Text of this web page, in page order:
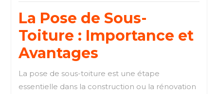
La Pose de Sous-
Toiture : Importance et
Avantages
La pose de sous-toiture est une étape
essentielle dans la construction ou la rénovation